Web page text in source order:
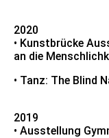
2020
• Kunstbrücke
an die
• Tanz: The Blind
2019
• Ausstellung